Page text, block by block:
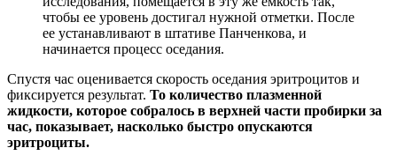
чтобы ее уровень достигал нужной отметки. После
ее устанавливают в штативе Панченкова, и
начинается процесс оседания.
Спустя час оценивается скорость оседания эритроцитов и
фиксируется результат. То количество плазменной
жидкости, которое собралось в верхней части пробирки за
час, показывает, насколько быстро опускаются
эритроциты.